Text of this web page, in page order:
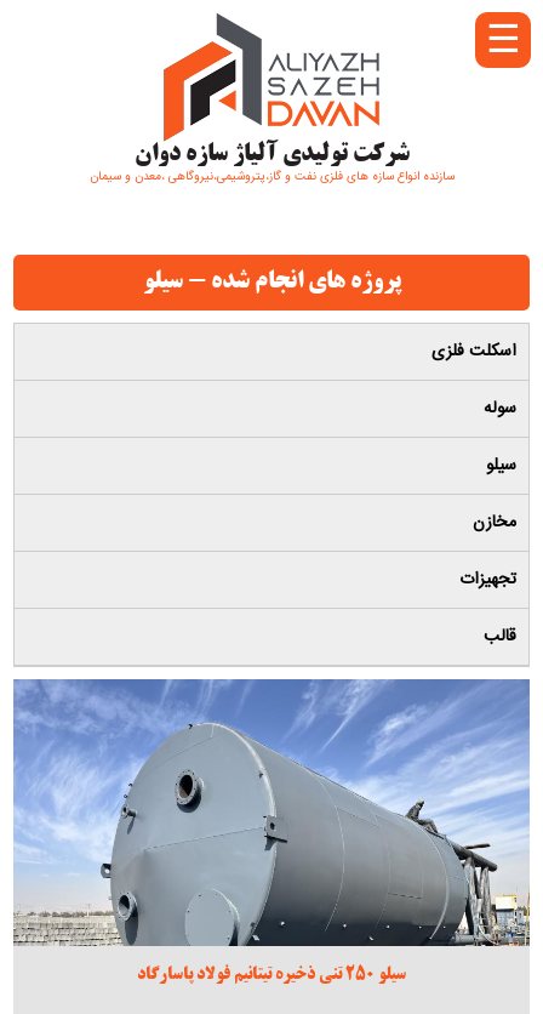
شرکت تولیدی آلیاژ سازه دوان
سازنده انواع سازه های فلزی نفت و گاز،پتروشیمی،نیروگاهی ،معدن و سیمان
☰
پروژه های انجام شده - سیلو
اسکلت فلزی
سوله
سیلو
مخازن
تجهیزات
قالب
سیلو 250 تنی ذخیره تیتانیم فولاد پاسارگاد